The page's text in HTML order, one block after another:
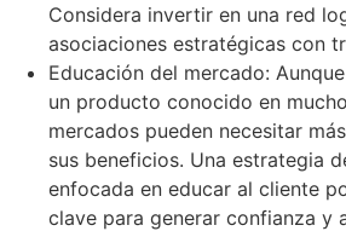
Considera invertir en una red
asociaciones estratégicas con
Educación del mercado:
un producto conocido en
mercados pueden necesitar
sus beneficios. Una estrategia
enfocada en educar al cliente
clave para generar confianza y